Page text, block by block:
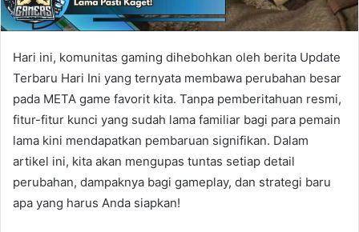
Hari ini, komunitas gaming dihebohkan oleh berita Update
Terbaru Hari Ini yang ternyata membawa perubahan besar
pada META game favorit kita. Tanpa pemberitahuan resmi,
fitur-fitur kunci yang sudah lama familiar bagi para pemain
lama kini mendapatkan pembaruan signifikan. Dalam
artikel ini, kita akan mengupas tuntas setiap detail
perubahan, dampaknya bagi gameplay, dan strategi baru
apa yang harus Anda siapkan!